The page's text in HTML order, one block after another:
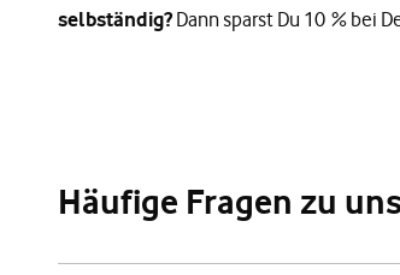
selbständig? Dann sparst Du 10 % bei
Häufige Fragen zu